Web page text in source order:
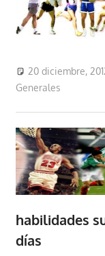
20 diciembre,
Generales
habilidades
días